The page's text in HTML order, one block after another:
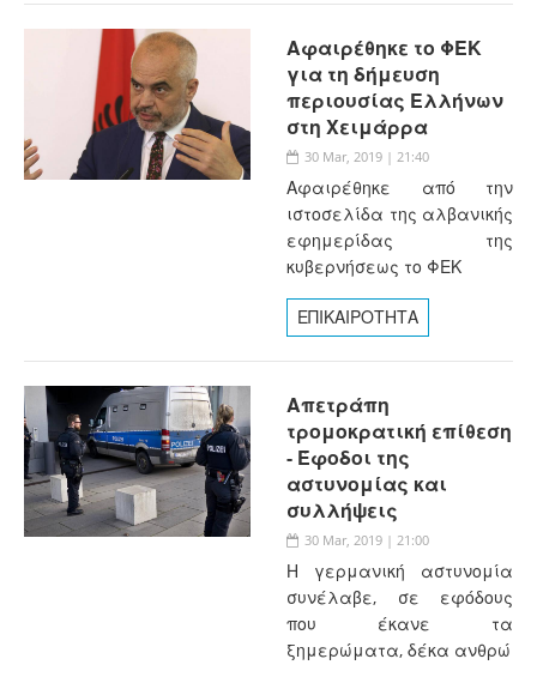
Αφαιρέθηκε το ΦΕΚ
για τη δήμευση
περιουσίας Ελλήνων
στη Χειμάρρα
30 Mar, 2019 | 21:40
Αφαιρέθηκε από την
ιστοσελίδα της αλβανικής
εφημερίδας της
κυβερνήσεως το ΦΕΚ
ΕΠΙΚΑΙΡΟΤΗΤΑ
Απετράπη
τρομοκρατική επίθεση
- Έφοδοι της
αστυνομίας και
συλλήψεις
30 Mar, 2019 | 21:00
Η γερμανική αστυνομία
συνέλαβε, σε εφόδους
που έκανε τα
ξημερώματα, δέκα ανθρώ